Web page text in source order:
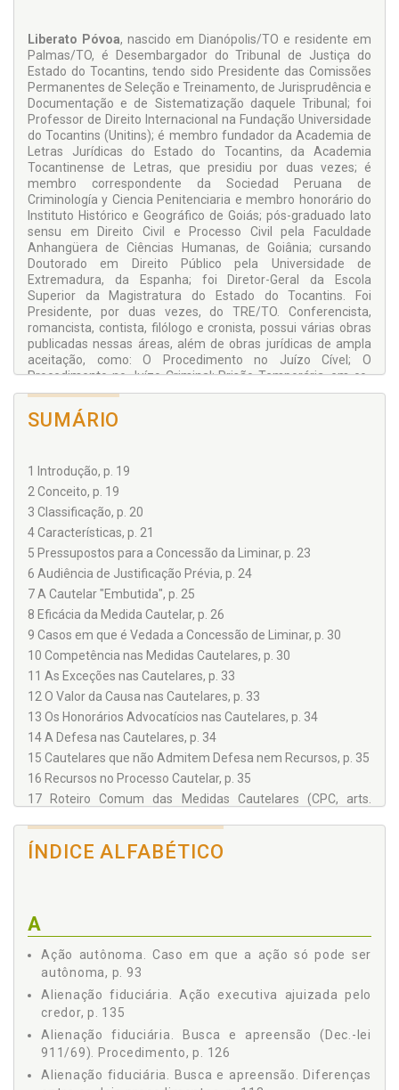
Liberato Póvoa, nascido em Dianópolis/TO e residente em
Palmas/TO, é Desembargador do Tribunal de Justiça do
Estado do Tocantins, tendo sido Presidente das Comissões
Permanentes de Seleção e Treinamento, de Jurisprudência e
Documentação e de Sistematização daquele Tribunal; foi
Professor de Direito Internacional na Fundação Universidade
do Tocantins (Unitins); é membro fundador da Academia de
Letras Jurídicas do Estado do Tocantins, da Academia
Tocantinense de Letras, que presidiu por duas vezes; é
membro correspondente da Sociedad Peruana de
Criminología y Ciencia Penitenciaria e membro honorário do
Instituto Histórico e Geográfico de Goiás; pós-graduado lato
sensu em Direito Civil e Processo Civil pela Faculdade
Anhangüera de Ciências Humanas, de Goiânia; cursando
Doutorado em Direito Público pela Universidade de
Extremadura, da Espanha; foi Diretor-Geral da Escola
Superior da Magistratura do Estado do Tocantins. Foi
Presidente, por duas vezes, do TRE/TO. Conferencista,
romancista, contista, filólogo e cronista, possui várias obras
publicadas nessas áreas, além de obras jurídicas de ampla
aceitação, como: O Procedimento no Juízo Cível; O
Procedimento no Juízo Criminal; Prisão Temporária, em co-
autoria com o Juiz tocantinense Marco Villas Boas, e Teoria e
Prática dos Juizados Especiais Criminais, em co-autoria com
o desembargador José Maria de Melo, do Tribunal de Justiça
Causos que o Tocantinense Conta (crônicas); De Zé Goela a
Pé-de-Janta – Os Causos que o Duro Conta (crônicas);
Senhor do Tempo (novela infanto-juvenil); João de Deus, o
Fenômeno de Abadiânia (biográfico); Dicionário
Tocantinense de Termos e Expressões Afins (filologia);
Mandinga (romance); Besta-fera e Outros Contos (contos);
História Didática do Tocantins (História); Conversa de
Compadres (crônicas); Um Causo Puxa Outro (crônicas); De
gente, de bichos, meizinhas e abusões (crônicas) e O Furto
do Menino-Deus (contos).
SUMÁRIO
1 Introdução, p. 19
2 Conceito, p. 19
3 Classificação, p. 20
4 Características, p. 21
5 Pressupostos para a Concessão da Liminar, p. 23
6 Audiência de Justificação Prévia, p. 24
7 A Cautelar "Embutida", p. 25
8 Eficácia da Medida Cautelar, p. 26
9 Casos em que é Vedada a Concessão de Liminar, p. 30
10 Competência nas Medidas Cautelares, p. 30
11 As Exceções nas Cautelares, p. 33
12 O Valor da Causa nas Cautelares, p. 33
13 Os Honorários Advocatícios nas Cautelares, p. 34
14 A Defesa nas Cautelares, p. 34
15 Cautelares que não Admitem Defesa nem Recursos, p. 35
16 Recursos no Processo Cautelar, p. 35
17 Roteiro Comum das Medidas Cautelares (CPC, arts.
1 Conceito, p. 39
4 Pressupostos da Busca e Apreensão, p. 42
5 Objeto da Busca e Apreensão, p. 46
6 Natureza da Busca e Apreensão, p. 47
7 As Diversas Espécies de Busca e Apreensão, p. 50
8 Procedimento na Busca e Apreensão, p. 52
BUSCA E APREENSÃO DE COISAS, p. 59
1 Busca e Apreensão de Direitos Autorais e Conexos, p. 59
2 Roteiro da Busca e Apreensão de Coisas (CPC, arts.
839/843), p. 61
ÍNDICE ALFABÉTICO
A
Ação autônoma. Caso em que a ação só pode ser
autônoma, p. 93
Alienação fiduciária. Ação executiva ajuizada pelo
credor, p. 135
Alienação fiduciária. Busca e apreensão (Dec.-lei
911/69). Procedimento, p. 126
Alienação fiduciária. Busca e apreensão. Diferenças